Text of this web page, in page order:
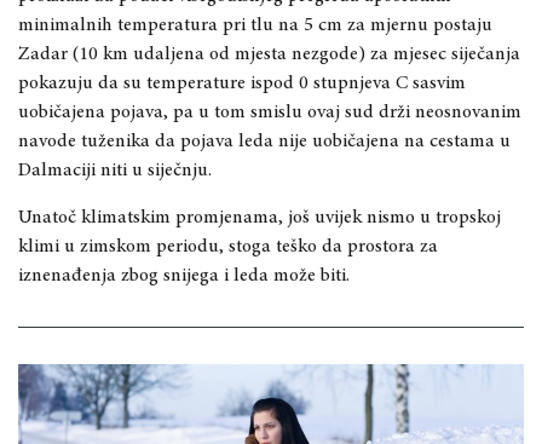
minimalnih temperatura pri tlu na 5 cm za mjernu postaju
Zadar (10 km udaljena od mjesta nezgode) za mjesec siječanja
pokazuju da su temperature ispod 0 stupnjeva C sasvim
uobičajena pojava, pa u tom smislu ovaj sud drži neosnovanim
navode tuženika da pojava leda nije uobičajena na cestama u
Dalmaciji niti u siječnju.
Unatoč klimatskim promjenama, još uvijek nismo u tropskoj
klimi u zimskom periodu, stoga teško da prostora za
iznenađenja zbog snijega i leda može biti.